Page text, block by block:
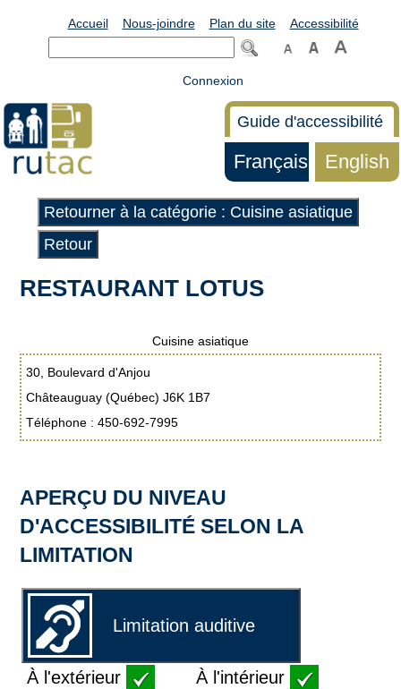
Accueil Nous-joindre Plan du site Accessibilité
Connexion
Guide d'accessibilité
Français English
Retourner à la catégorie : Cuisine asiatique
Retour
RESTAURANT LOTUS
Cuisine asiatique
30, Boulevard d'Anjou
Châteauguay (Québec) J6K 1B7
Téléphone : 450-692-7995
APERÇU DU NIVEAU
D'ACCESSIBILITÉ SELON LA
LIMITATION
Limitation auditive
À l'extérieur À l'intérieur